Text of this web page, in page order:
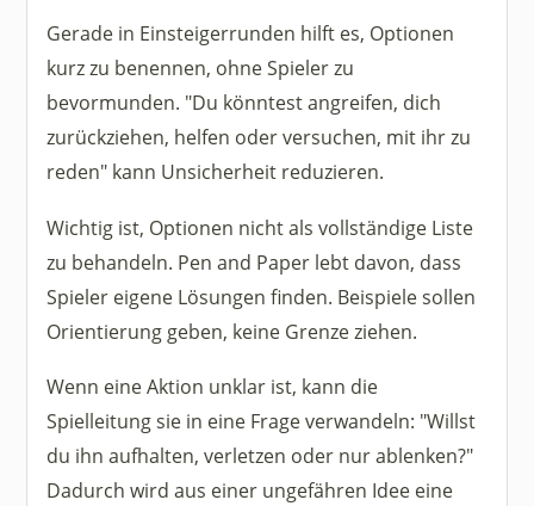
Gerade in Einsteigerrunden hilft es, Optionen
kurz zu benennen, ohne Spieler zu
bevormunden. "Du könntest angreifen, dich
zurückziehen, helfen oder versuchen, mit ihr zu
reden" kann Unsicherheit reduzieren.
Wichtig ist, Optionen nicht als vollständige Liste
zu behandeln. Pen and Paper lebt davon, dass
Spieler eigene Lösungen finden. Beispiele sollen
Orientierung geben, keine Grenze ziehen.
Wenn eine Aktion unklar ist, kann die
Spielleitung sie in eine Frage verwandeln: "Willst
du ihn aufhalten, verletzen oder nur ablenken?"
Dadurch wird aus einer ungefähren Idee eine